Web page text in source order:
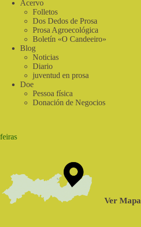
Acervo
Folletos
Dos Dedos de Prosa
Prosa Agroecológica
Boletín «O Candeeiro»
Blog
Noticias
Diario
juventud en prosa
Doe
Pessoa física
Donación de Negocios
feiras
Ver Mapa